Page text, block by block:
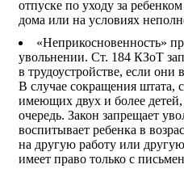
отпуске по уходу за
дома или на условиях
«Неприкосновенность»
увольнении. Ст. 184 КЗоТ
в трудоустройстве, если они
В случае сокращения штата,
имеющих двух и более
очередь. Закон запрещает
воспитывает ребенка в
на другую работу или
имеет право только с